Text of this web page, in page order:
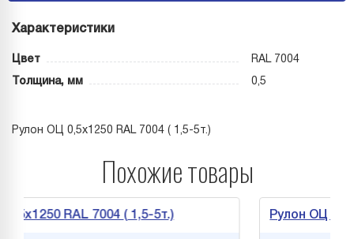
Характеристики
Цвет RAL 7004
Толщина, мм 0,5
Рулон ОЦ 0,5х1250 RAL 7004 ( 1,5-5т.)
Похожие товары
RAL 7004 ( 1,5-5т.) Рулон ОЦ 1,2х1250